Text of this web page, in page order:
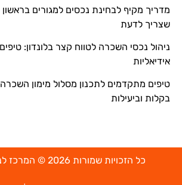
מדריך מקיף לבחינת נכסים למגורים בראשון
שצריך לדעת
ניהול נכסי השכרה לטווח קצר בלונדון:
אידיאליות
טיפים מתקדמים לתכנון מסלול מימון השכרה
בקלות וביעילות
כל הזכויות שמורות 2026 © המרכז לנדל"ן בבטומי